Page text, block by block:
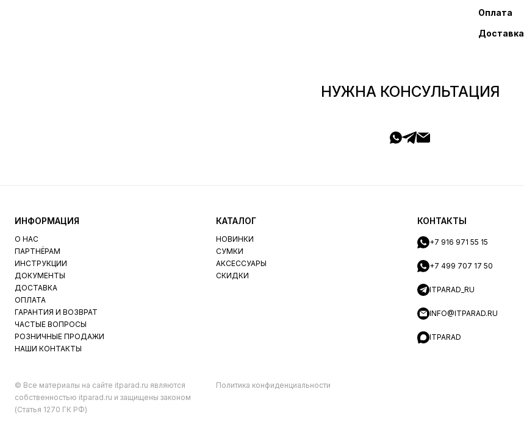
Оплата
Доставка
НУЖНА КОНСУЛЬТАЦИЯ
ИНФОРМАЦИЯ
О НАС
ПАРТНЁРАМ
ИНСТРУКЦИИ
ДОКУМЕНТЫ
ДОСТАВКА
ОПЛАТА
ГАРАНТИЯ И ВОЗВРАТ
ЧАСТЫЕ ВОПРОСЫ
РОЗНИЧНЫЕ ПРОДАЖИ
НАШИ КОНТАКТЫ
КАТАЛОГ
НОВИНКИ
СУМКИ
АКСЕССУАРЫ
СКИДКИ
КОНТАКТЫ
+7 916 971 55 15
+7 499 707 17 50
ITPARAD_RU
INFO@ITPARAD.RU
ITPARAD
© Все материалы на сайте itparad.ru являются
собственностью itparad.ru и защищены законом
(Статья 1270 ГК РФ)
Политика конфиденциальности